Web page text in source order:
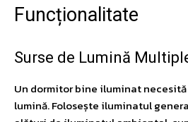
Funcționalitate
Surse de Lumină
Un dormitor bine iluminat necesită
lumină. Folosește iluminatul